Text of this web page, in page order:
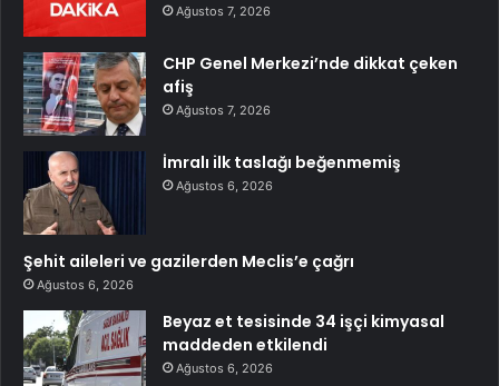
Ağustos 7, 2026
CHP Genel Merkezi’nde dikkat çeken
afiş
Ağustos 7, 2026
İmralı ilk taslağı beğenmemiş
Ağustos 6, 2026
Şehit aileleri ve gazilerden Meclis’e çağrı
Ağustos 6, 2026
Beyaz et tesisinde 34 işçi kimyasal
maddeden etkilendi
Ağustos 6, 2026